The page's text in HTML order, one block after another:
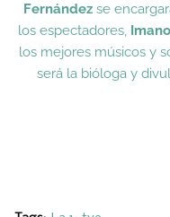
Fernández se
los espectadores,
los mejores músicos y
será la bióloga y